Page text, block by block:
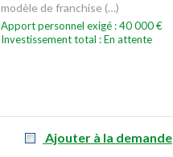
modèle de franchise (…)
Apport personnel exigé : 40 000 €
Investissement total : En attente
Ajouter à la demande